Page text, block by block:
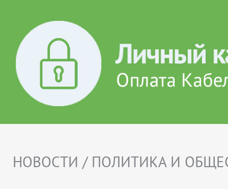
НОВОСТИ / ПОЛИТИКА И